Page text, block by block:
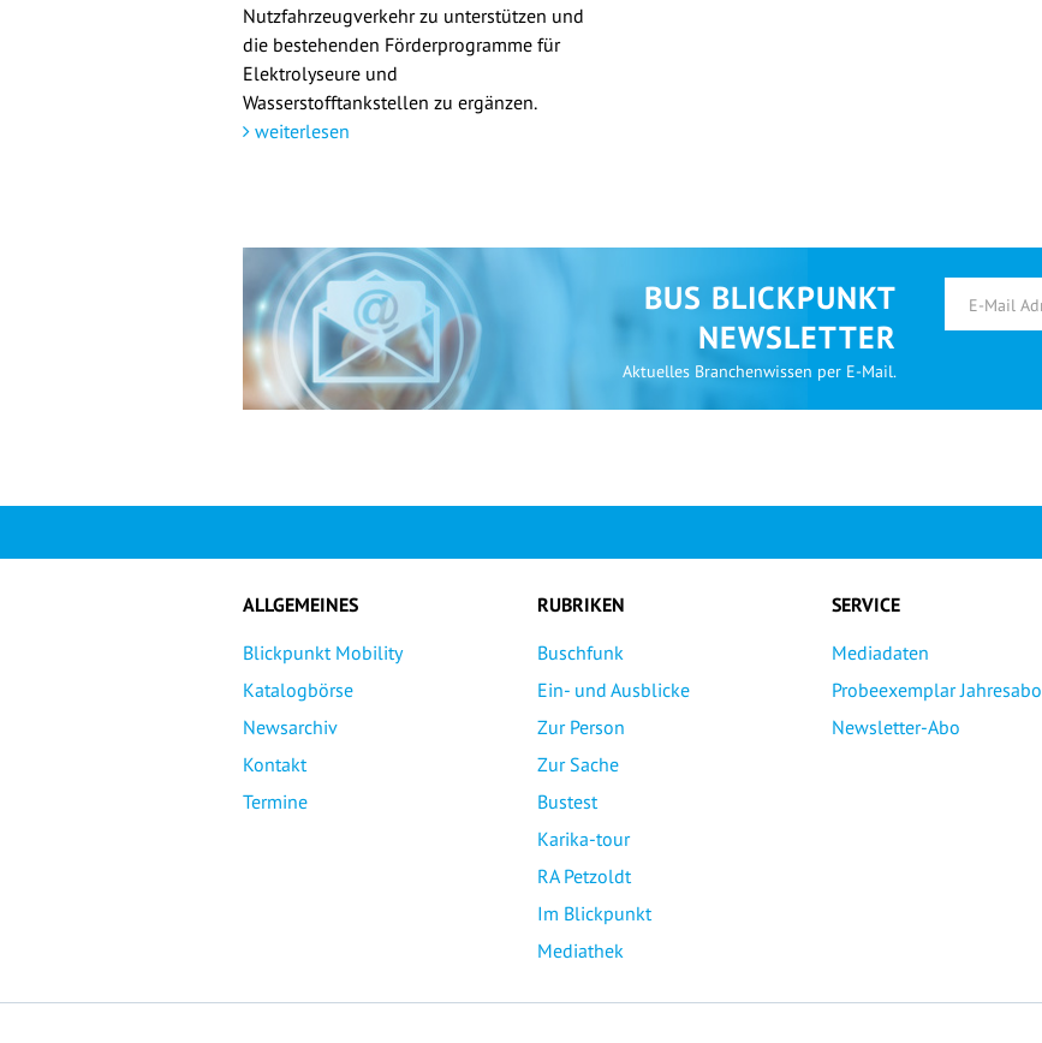
Nutzfahrzeugverkehr zu unterstützen und
die bestehenden Förderprogramme für
Elektrolyseure und
Wasserstofftankstellen zu ergänzen.
weiterlesen
BUS BLICKPUNKT
NEWSLETTER
Aktuelles Branchenwissen per E-Mail.
ALLGEMEINES
Blickpunkt Mobility
Katalogbörse
Newsarchiv
Kontakt
Termine
RUBRIKEN
Buschfunk
Ein- und Ausblicke
Zur Person
Zur Sache
Bustest
Karika-tour
RA Petzoldt
Im Blickpunkt
Mediathek
SERVICE
Mediadaten
Probeexemplar Jahresabo
Newsletter-Abo